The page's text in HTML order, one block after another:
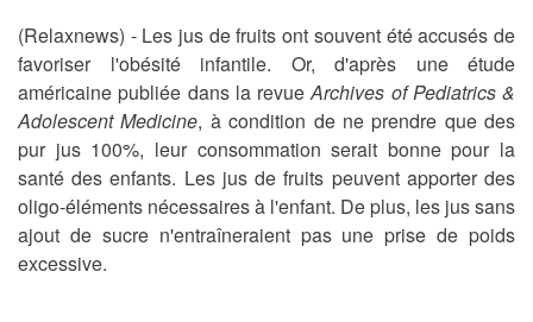
(Relaxnews) - Les jus de fruits ont souvent été accusés de
favoriser l'obésité infantile. Or, d'après une étude
américaine publiée dans la revueArchives of Pediatrics &
Adolescent Medicine, à condition de ne prendre que des
pur jus 100%, leur consommation serait bonne pour la
santé des enfants. Les jus de fruits peuvent apporter des
oligo-éléments nécessaires à l'enfant. De plus, les jus sans
ajout de sucre n'entraîneraient pas une prise de poids
excessive.